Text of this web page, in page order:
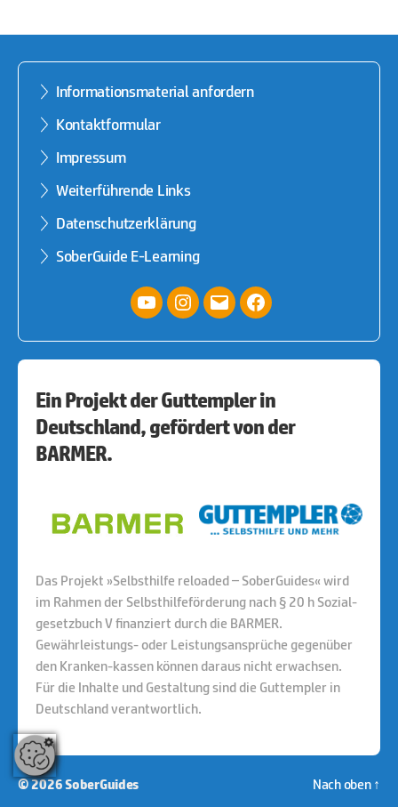
Informationsmaterial anfordern
Kontaktformular
Impressum
Weiterführende Links
Datenschutzerklärung
SoberGuide E-Learning
YouTubeInstagram
E-
Mail
facebook
Ein Projekt der Guttempler in
Deutschland, gefördert von der
BARMER.
Das Projekt »Selbsthilfe reloaded – SoberGuides« wird
im Rahmen der Selbsthilfeförderung nach § 20 h Sozial-
gesetzbuch V finanziert durch die BARMER.
Gewährleistungs- oder Leistungsansprüche gegenüber
den Kranken-kassen können daraus nicht erwachsen.
Für die Inhalte und Gestaltung sind die Guttempler in
Deutschland verantwortlich.
© 2026SoberGuides Nach oben↑